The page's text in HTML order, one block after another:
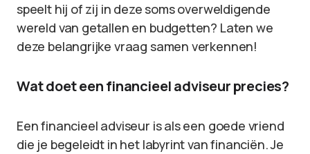
speelt hij of zij in deze soms overweldigende
wereld van getallen en budgetten? Laten we
deze belangrijke vraag samen verkennen!
Wat doet een financieel adviseur precies?
Een financieel adviseur is als een goede vriend
die je begeleidt in het labyrint van financiën. Je